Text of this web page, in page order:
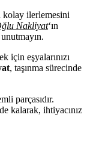
kolay ilerlemesini
Nakliyat‘ın
için eşyalarınızı
, taşınma sürecinde
parçasıdır.
kalarak, ihtiyacınız